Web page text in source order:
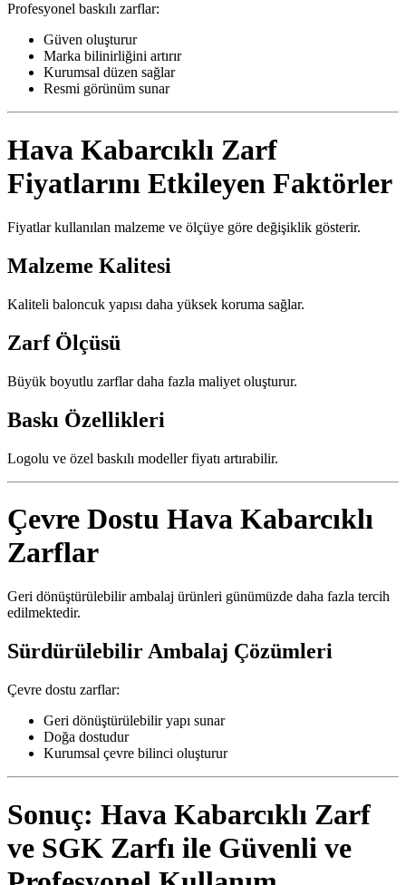
Profesyonel baskılı zarflar:
Güven oluşturur
Marka bilinirliğini artırır
Kurumsal düzen sağlar
Resmi görünüm sunar
Hava Kabarcıklı Zarf
Fiyatlarını Etkileyen Faktörler
Fiyatlar kullanılan malzeme ve ölçüye göre değişiklik gösterir.
Malzeme Kalitesi
Kaliteli baloncuk yapısı daha yüksek koruma sağlar.
Zarf Ölçüsü
Büyük boyutlu zarflar daha fazla maliyet oluşturur.
Baskı Özellikleri
Logolu ve özel baskılı modeller fiyatı artırabilir.
Çevre Dostu Hava Kabarcıklı
Zarflar
Geri dönüştürülebilir ambalaj ürünleri günümüzde daha fazla tercih
edilmektedir.
Sürdürülebilir Ambalaj Çözümleri
Çevre dostu zarflar:
Geri dönüştürülebilir yapı sunar
Doğa dostudur
Kurumsal çevre bilinci oluşturur
Sonuç: Hava Kabarcıklı Zarf
ve SGK Zarfı ile Güvenli ve